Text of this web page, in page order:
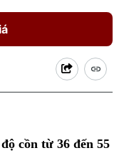
cồn từ 36 đến 55